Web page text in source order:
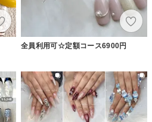
全員利用可☆定額コース6900円